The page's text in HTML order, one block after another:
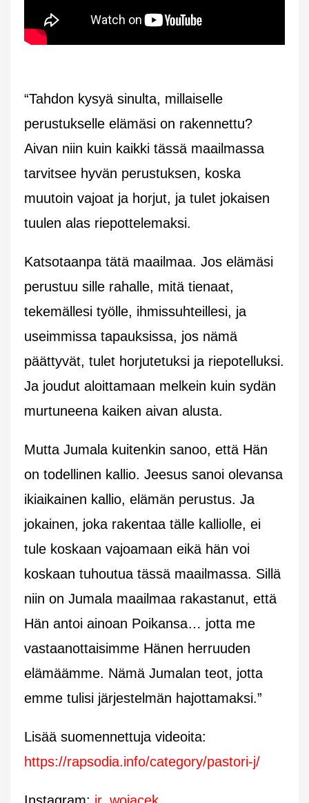
“Tahdon kysyä sinulta, millaiselle
perustukselle elämäsi on rakennettu?
Aivan niin kuin kaikki tässä maailmassa
tarvitsee hyvän perustuksen, koska
muutoin vajoat ja horjut, ja tulet jokaisen
tuulen alas riepottelemaksi.
Katsotaanpa tätä maailmaa. Jos elämäsi
perustuu sille rahalle, mitä tienaat,
tekemällesi työlle, ihmissuhteillesi, ja
useimmissa tapauksissa, jos nämä
päättyvät, tulet horjutetuksi ja riepotelluksi.
Ja joudut aloittamaan melkein kuin sydän
murtuneena kaiken aivan alusta.
Mutta Jumala kuitenkin sanoo, että Hän
on todellinen kallio. Jeesus sanoi olevansa
ikiaikainen kallio, elämän perustus. Ja
jokainen, joka rakentaa tälle kalliolle, ei
tule koskaan vajoamaan eikä hän voi
koskaan tuhoutua tässä maailmassa. Sillä
niin on Jumala maailmaa rakastanut, että
Hän antoi ainoan Poikansa… jotta me
vastaanottaisimme Hänen herruuden
elämäämme. Nämä Jumalan teot, jotta
emme tulisi järjestelmän hajottamaksi.”
Lisää suomennettuja videoita:
https://rapsodia.info/category/pastori-j/
Instagram: jr_wojacek